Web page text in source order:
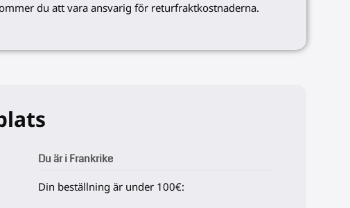
du att vara ansvarig för returfraktkostnaderna.
Du är i Frankrike
Din beställning är under 100€: